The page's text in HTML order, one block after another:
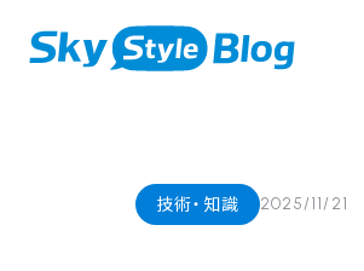
技術・知識 2025/11/21